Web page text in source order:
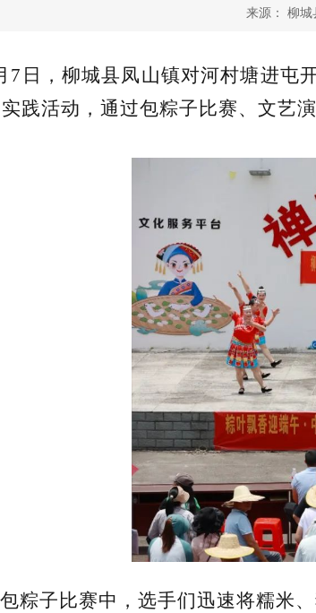
来源： 柳
7日，柳城县凤山镇对河村塘进屯
践活动，通过包粽子比赛、文艺
粽子比赛中，选手们迅速将糯米